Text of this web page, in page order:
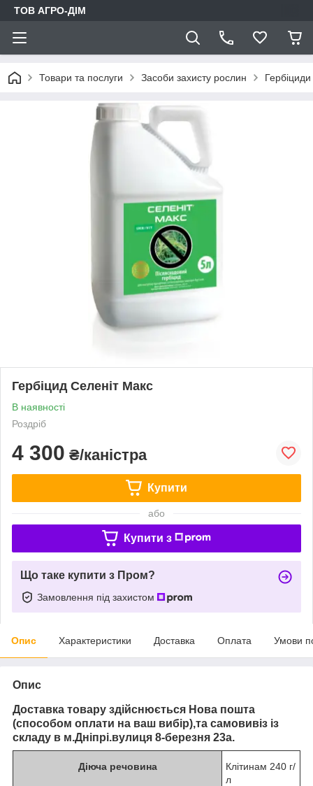
ТОВ АГРО-ДIМ
Товари та послуги Засоби захисту рослин Гербіциди
Гербіцид Селеніт Макс
В наявності
Роздріб
4 300 ₴/каністра
Купити
або
Купити з
Що таке купити з Пром?
Замовлення під захистом
Опис Характеристики Доставка Оплата Умови
Опис
Доставка товару здійснюється Нова пошта
(способом оплати на ваш вибір),та самовивіз із
складу в м.Дніпрі.вулиця 8-березня 23а.
Дiюча речовина
Клітинам 240 г/
л